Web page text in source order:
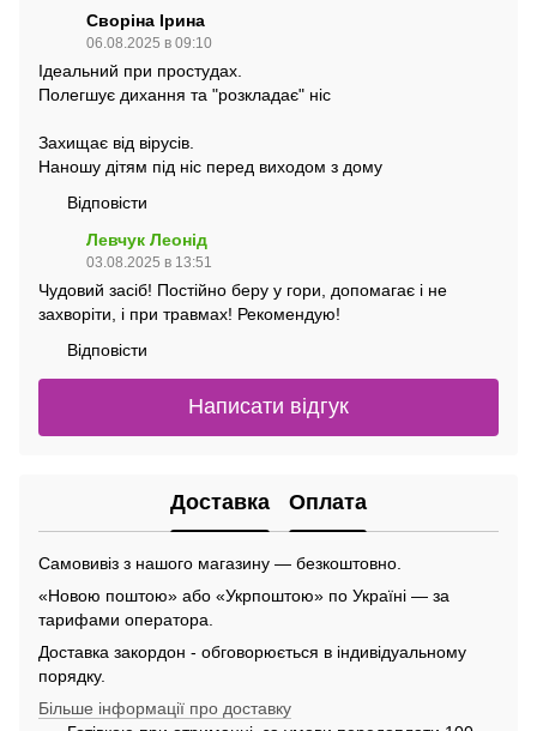
Своріна Ірина
06.08.2025 в 09:10
Ідеальний при простудах.
Полегшує дихання та "розкладає" ніс
Захищає від вірусів.
Наношу дітям під ніс перед виходом з дому
Відповісти
Левчук Леонід
03.08.2025 в 13:51
Чудовий засіб! Постійно беру у гори, допомагає і не
захворіти, і при травмах! Рекомендую!
Відповісти
Написати відгук
Доставка Оплата
Самовивіз з нашого магазину — безкоштовно.
«Новою поштою» або «Укрпоштою» по Україні — за
тарифами оператора.
Доставка закордон - обговорюється в індивідуальному
порядку.
Більше інформації про доставку